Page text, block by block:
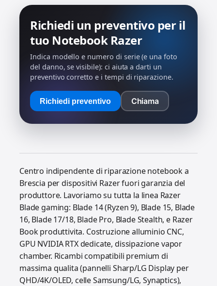
Richiedi un preventivo per il
tuo Notebook Razer
Indica modello e numero di serie (e una foto
del danno, se visibile): ci aiuta a darti un
preventivo corretto e i tempi di riparazione.
Richiedi preventivo Chiama
Centro indipendente di riparazione notebook a
Brescia per dispositivi Razer fuori garanzia del
produttore. Lavoriamo su tutta la linea Razer
Blade gaming: Blade 14 (Ryzen 9), Blade 15, Blade
16, Blade 17/18, Blade Pro, Blade Stealth, e Razer
Book produttivita. Costruzione alluminio CNC,
GPU NVIDIA RTX dedicate, dissipazione vapor
chamber. Ricambi compatibili premium di
massima qualita (pannelli Sharp/LG Display per
QHD/4K/OLED, celle Samsung/LG, Synaptics),